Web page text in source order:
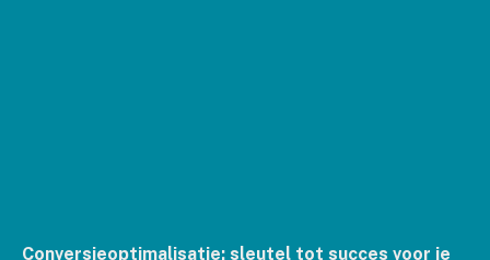
Conversieoptimalisatie: sleutel tot succes voor je